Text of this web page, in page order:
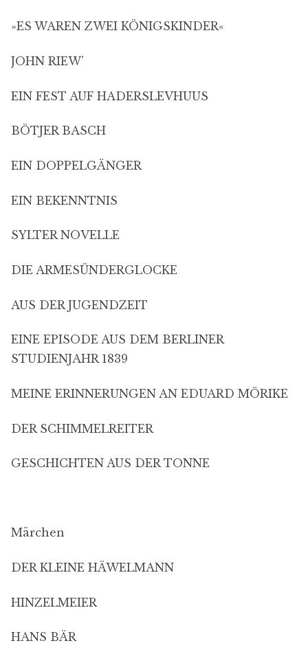
»ES WAREN ZWEI KÖNIGSKINDER«
JOHN RIEW’
EIN FEST AUF HADERSLEVHUUS
BÖTJER BASCH
EIN DOPPELGÄNGER
EIN BEKENNTNIS
SYLTER NOVELLE
DIE ARMESÜNDERGLOCKE
AUS DER JUGENDZEIT
EINE EPISODE AUS DEM BERLINER
STUDIENJAHR 1839
MEINE ERINNERUNGEN AN EDUARD MÖRIKE
DER SCHIMMELREITER
GESCHICHTEN AUS DER TONNE
Märchen
DER KLEINE HÄWELMANN
HINZELMEIER
HANS BÄR